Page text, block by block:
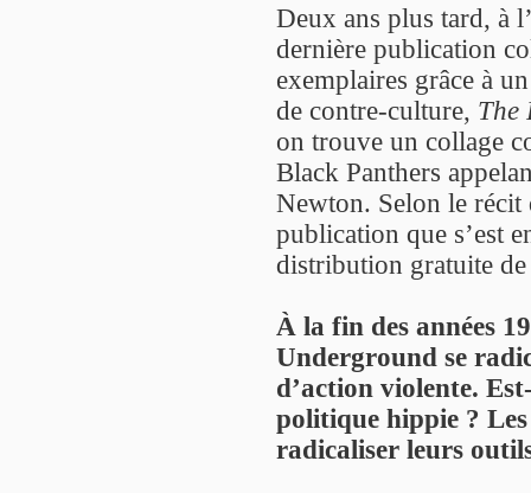
Deux ans plus tard, à
dernière publication
exemplaires grâce à
de contre-culture, The
on trouve un collage
Black Panthers
Newton. Selon le récit
publication que s’est
distribution gratuite
À la fin des années
Underground se
d’action violente.
politique hippie ?
radicaliser leurs